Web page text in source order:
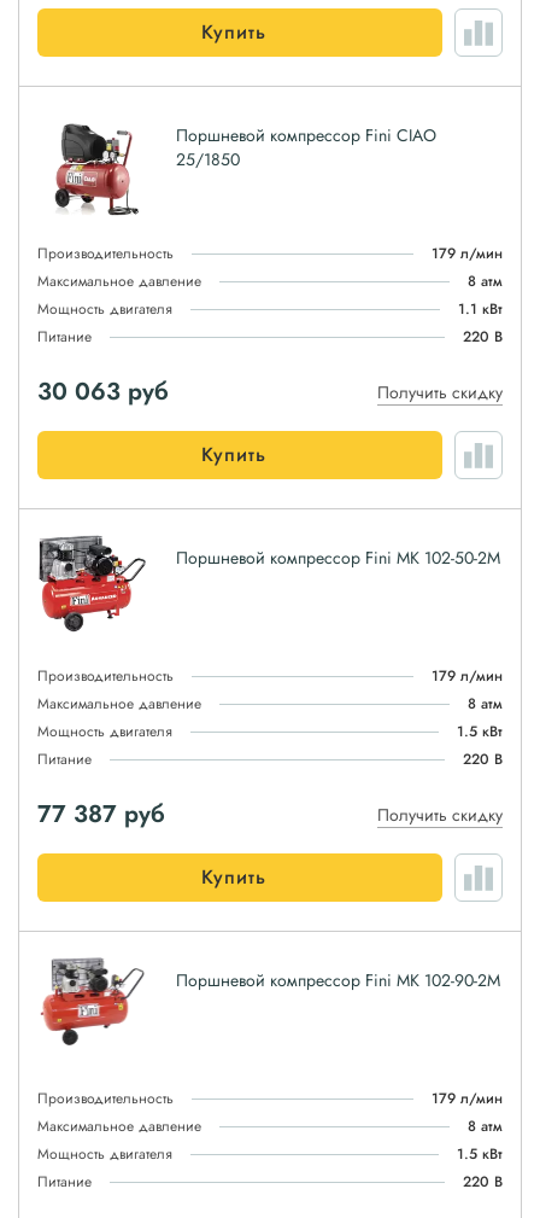
Купить
Поршневой компрессор Fini CIAO
25/1850
Производительность
179 л/мин
Максимальное давление
8 атм
Мощность двигателя
1.1 кВт
Питание
220 В
30 063 руб Получить скидку
Купить
Поршневой компрессор Fini MK 102-50-2M
Производительность
179 л/мин
Максимальное давление
8 атм
Мощность двигателя
1.5 кВт
Питание
220 В
77 387 руб Получить скидку
Купить
Поршневой компрессор Fini MK 102-90-2M
Производительность
179 л/мин
Максимальное давление
8 атм
Мощность двигателя
1.5 кВт
Питание
220 В